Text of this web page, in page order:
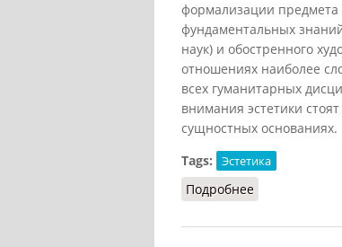
формализации предмета
фундаментальных
наук) и обостренного
отношениях наиболее
всех гуманитарных
внимания эстетики
сущностных основаниях.
Tags:
Эстетика
Подробнее